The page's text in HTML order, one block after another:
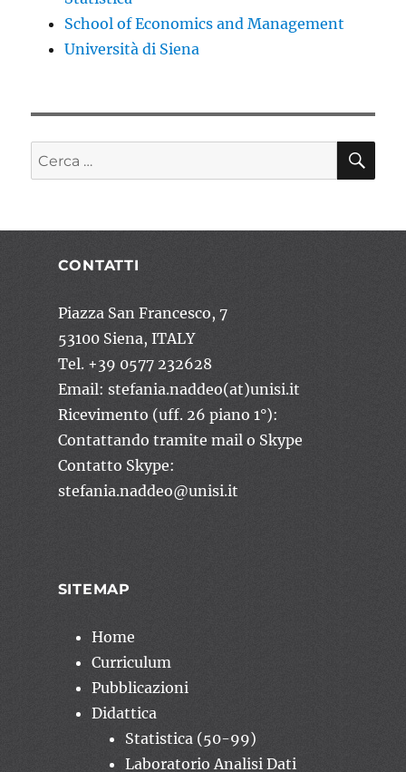
School of Economics and Management
Università di Siena
Cerca:
CONTATTI
Piazza San Francesco, 7
53100 Siena, ITALY
Tel. +39 0577 232628
Email: stefania.naddeo(at)unisi.it
Ricevimento (uff. 26 piano 1°):
Contattando tramite mail o Skype
Contatto Skype:
stefania.naddeo@unisi.it
SITEMAP
Home
Curriculum
Pubblicazioni
Didattica
Statistica (50-99)
Laboratorio Analisi Dati